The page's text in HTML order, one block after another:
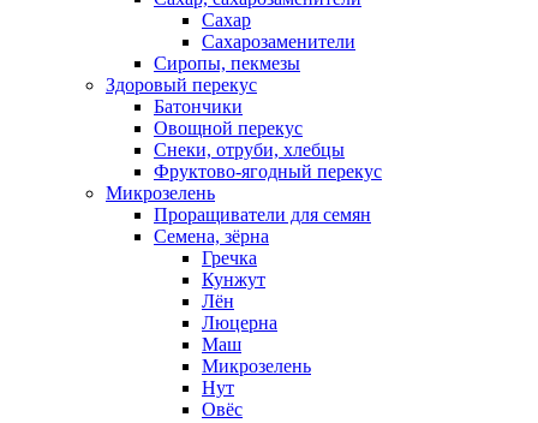
Сахар
Сахарозаменители
Сиропы, пекмезы
Здоровый перекус
Батончики
Овощной перекус
Снеки, отруби, хлебцы
Фруктово-ягодный перекус
Микрозелень
Проращиватели для семян
Семена, зёрна
Гречка
Кунжут
Лён
Люцерна
Маш
Микрозелень
Нут
Овёс